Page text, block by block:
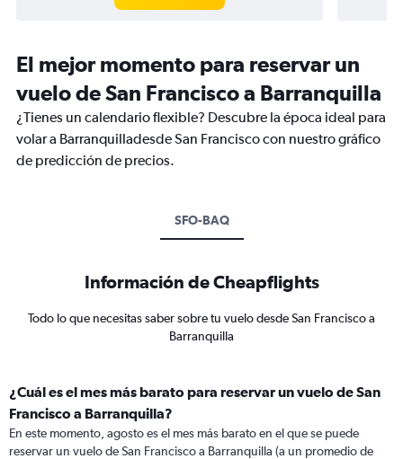
El mejor momento para reservar un
vuelo de San Francisco a Barranquilla
¿Tienes un calendario flexible? Descubre la época ideal para
volar a Barranquilladesde San Francisco con nuestro gráfico
de predicción de precios.
SFO-BAQ
Información de Cheapflights
Todo lo que necesitas saber sobre tu vuelo desde San Francisco a
Barranquilla
¿Cuál es el mes más barato para reservar un vuelo de San
Francisco a Barranquilla?
En este momento, agosto es el mes más barato en el que se puede
reservar un vuelo de San Francisco a Barranquilla (a un promedio de